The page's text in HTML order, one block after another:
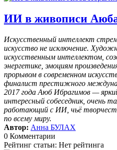
ИИ в живописи
Искусственный интеллект
искусство не исключение.
искусственным интеллектом,
энергетике, эмоциям
прорывом в современном
финалист престижного
2017 года Аюб Ибрагимов —
интересный собеседник, очень
работающий с ИИ, чьё
по всему миру.
Автор: Анна БУЛАХ
0 Комментарии
Рейтинг статьи: Нет рейтинга